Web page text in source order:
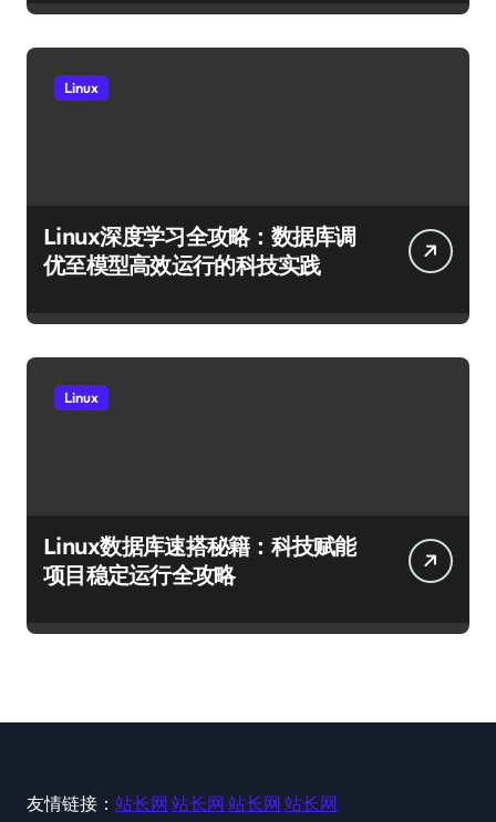
Linux
Linux深度学习全攻略：数据库调
优至模型高效运行的科技实践
Linux
Linux数据库速搭秘籍：科技赋能
项目稳定运行全攻略
友情链接： 站长网 站长网 站长网 站长网